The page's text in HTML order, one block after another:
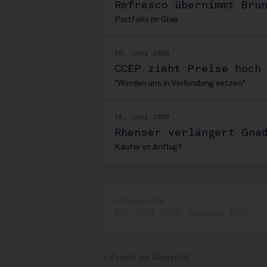
Refresco übernimmt
Portfolio im Glas
26. Juni 2026
CCEP zieht Preise hoch
"Werden uns in Verbindung setzen"
18. Juni 2026
Rhenser verlängert
Käufer im Anflug?